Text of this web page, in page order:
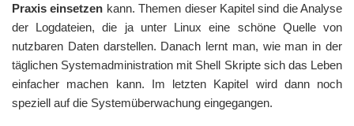
Praxis einsetzen kann. Themen dieser Kapitel sind die Analyse
der Logdateien, die ja unter Linux eine schöne Quelle von
nutzbaren Daten darstellen. Danach lernt man, wie man in der
täglichen Systemadministration mit Shell Skripte sich das Leben
einfacher machen kann. Im letzten Kapitel wird dann noch
speziell auf die Systemüberwachung eingegangen.